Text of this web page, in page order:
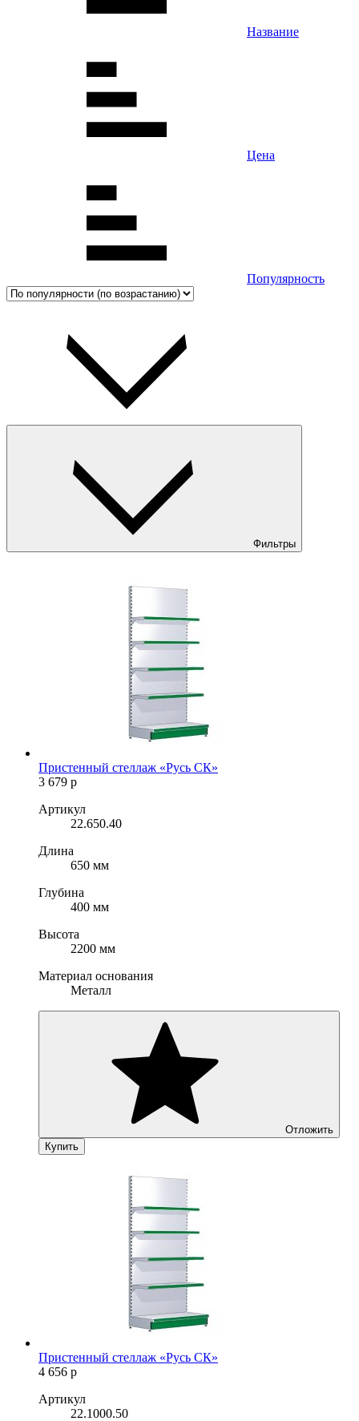
Название
Цена
Популярность
Фильтры
Пристенный стеллаж «Русь СК»
3 679 р
Артикул
22.650.40
Длина
650 мм
Глубина
400 мм
Высота
2200 мм
Материал основания
Металл
Отложить
Купить
Пристенный стеллаж «Русь СК»
4 656 р
Артикул
22.1000.50